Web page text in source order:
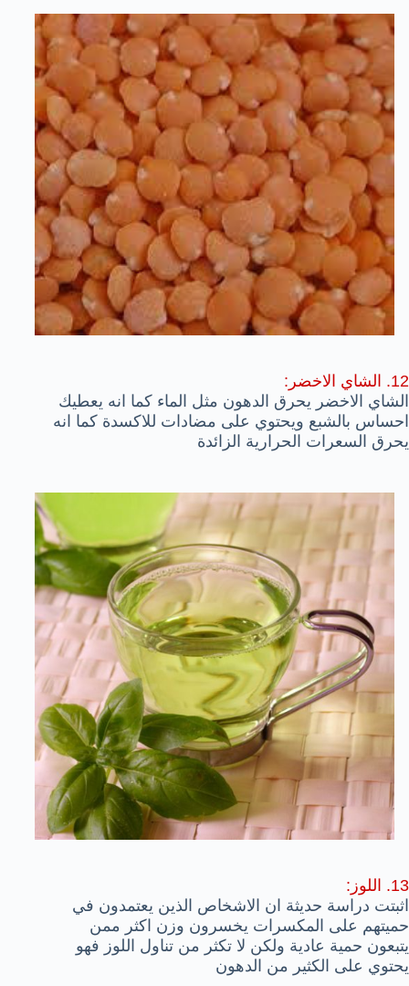
12. الشاي الاخضر:
الشاي الاخضر يحرق الدهون مثل الماء كما انه يعطيك
احساس بالشبع ويحتوي على مضادات للاكسدة كما انه
يحرق السعرات الحرارية الزائدة
13. اللوز:
اثبتت دراسة حديثة ان الاشخاص الذين يعتمدون في
حميتهم على المكسرات يخسرون وزن اكثر ممن
يتبعون حمية عادية ولكن لا تكثر من تناول اللوز فهو
يحتوي على الكثير من الدهون